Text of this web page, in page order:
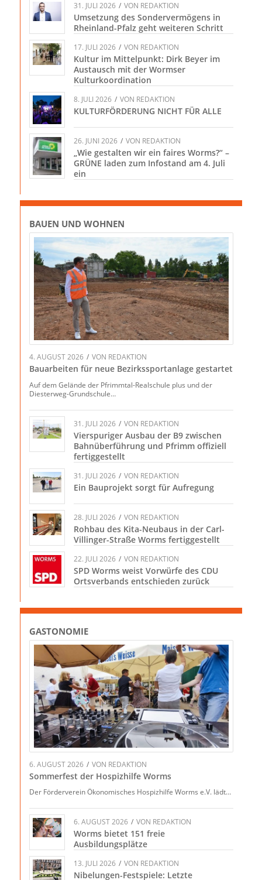
31. JULI 2026 / VON REDAKTION
Umsetzung des Sondervermögens in
Rheinland-Pfalz geht weiteren Schritt
17. JULI 2026 / VON REDAKTION
Kultur im Mittelpunkt: Dirk Beyer im
Austausch mit der Wormser
Kulturkoordination
8. JULI 2026 / VON REDAKTION
KULTURFÖRDERUNG NICHT FÜR ALLE
26. JUNI 2026 / VON REDAKTION
„Wie gestalten wir ein faires Worms?“ –
GRÜNE laden zum Infostand am 4. Juli
ein
BAUEN UND WOHNEN
4. AUGUST 2026 / VON REDAKTION
Bauarbeiten für neue Bezirkssportanlage gestartet
Auf dem Gelände der Pfrimmtal-Realschule plus und der
Diesterweg-Grundschule…
31. JULI 2026 / VON REDAKTION
Vierspuriger Ausbau der B9 zwischen
Bahnüberführung und Pfrimm offiziell
fertiggestellt
31. JULI 2026 / VON REDAKTION
Ein Bauprojekt sorgt für Aufregung
28. JULI 2026 / VON REDAKTION
Rohbau des Kita-Neubaus in der Carl-
Villinger-Straße Worms fertiggestellt
22. JULI 2026 / VON REDAKTION
SPD Worms weist Vorwürfe des CDU
Ortsverbands entschieden zurück
GASTONOMIE
6. AUGUST 2026 / VON REDAKTION
Sommerfest der Hospizhilfe Worms
Der Förderverein Ökonomisches Hospizhilfe Worms e.V. lädt…
6. AUGUST 2026 / VON REDAKTION
Worms bietet 151 freie
Ausbildungsplätze
13. JULI 2026 / VON REDAKTION
Nibelungen-Festspiele: Letzte